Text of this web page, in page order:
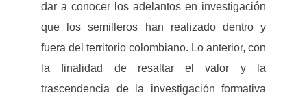
dar a conocer los adelantos en investigación
que los semilleros han realizado dentro y
fuera del territorio colombiano. Lo anterior, con
la finalidad de resaltar el valor y la
trascendencia de la investigación formativa